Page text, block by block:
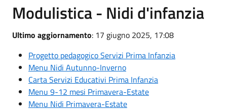
Modulistica - Nidi d'infanzia
Ultimo aggiornamento: 17 giugno 2025, 17:08
Progetto pedagogico Servizi Prima Infanzia
Menu Nidi Autunno-Inverno
Carta Servizi Educativi Prima Infanzia
Menu 9-12 mesi Primavera-Estate
Menu Nidi Primavera-Estate